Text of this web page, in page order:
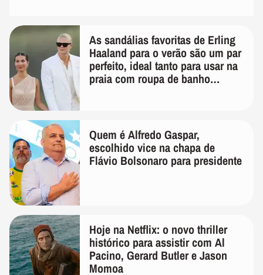
As sandálias favoritas de Erling
Haaland para o verão são um par
perfeito, ideal tanto para usar na
praia com roupa de banho
Quem é Alfredo Gaspar,
escolhido vice na chapa de
Flávio Bolsonaro para presidente
Hoje na Netflix: o novo thriller
histórico para assistir com Al
Pacino, Gerard Butler e Jason
Momoa